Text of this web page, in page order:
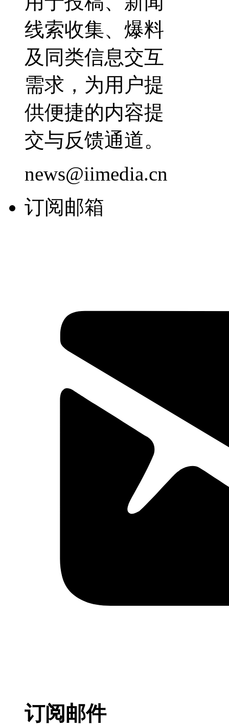
线索收集、爆料
及同类信息交互
需求，为用户提
供便捷的内容提
交与反馈通道。
news@iimedia.cn
订阅邮箱
订阅邮件